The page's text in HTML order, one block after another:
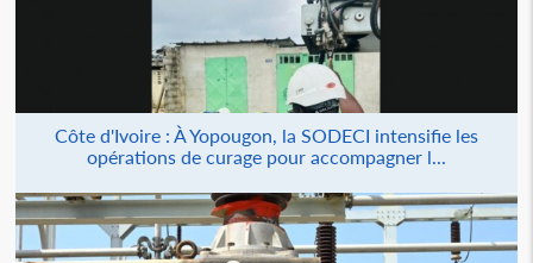
Côte d'Ivoire : À Yopougon, la SODECI intensifie les
opérations de curage pour accompagner l...